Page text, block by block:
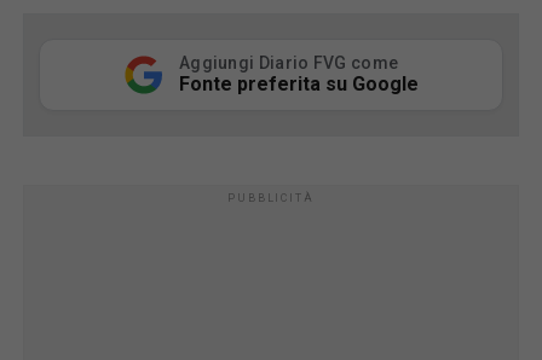
Aggiungi Diario FVG come
Fonte preferita su Google